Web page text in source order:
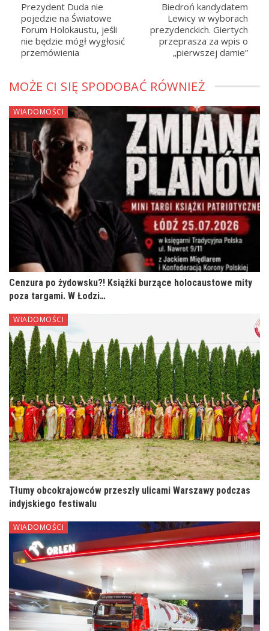
Prezydent Duda nie
pojedzie na Światowe
Forum Holokaustu, jeśli
nie będzie mógł wygłosić
przemówienia
Biedroń kandydatem
Lewicy w wyborach
prezydenckich. Giertych
przeprasza za wpis o
„pierwszej damie”
MOŻE CI SIĘ SPODOBAĆ RÓWNIEŻ
WIADOMOŚCI
Cenzura po żydowsku?! Książki burzące holocaustowe mity
poza targami. W Łodzi…
WIADOMOŚCI
Tłumy obcokrajowców przeszły ulicami Warszawy podczas
indyjskiego festiwalu
WIADOMOŚCI